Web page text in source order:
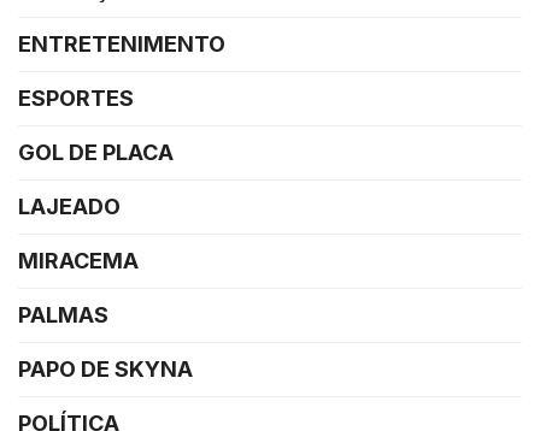
ENTRETENIMENTO
ESPORTES
GOL DE PLACA
LAJEADO
MIRACEMA
PALMAS
PAPO DE SKYNA
POLÍTICA